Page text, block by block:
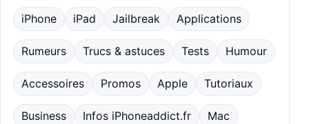
iPhone iPad Jailbreak Applications
Rumeurs Trucs & astuces Tests Humour
Accessoires Promos Apple Tutoriaux
Business Infos iPhoneaddict.fr Mac